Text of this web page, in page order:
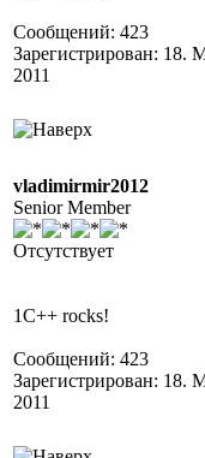
Сообщений: 423
Зарегистрирован: 18.
2011
vladimirmir2012
Senior Member
Отсутствует
1C++ rocks!
Сообщений: 423
Зарегистрирован: 18.
2011